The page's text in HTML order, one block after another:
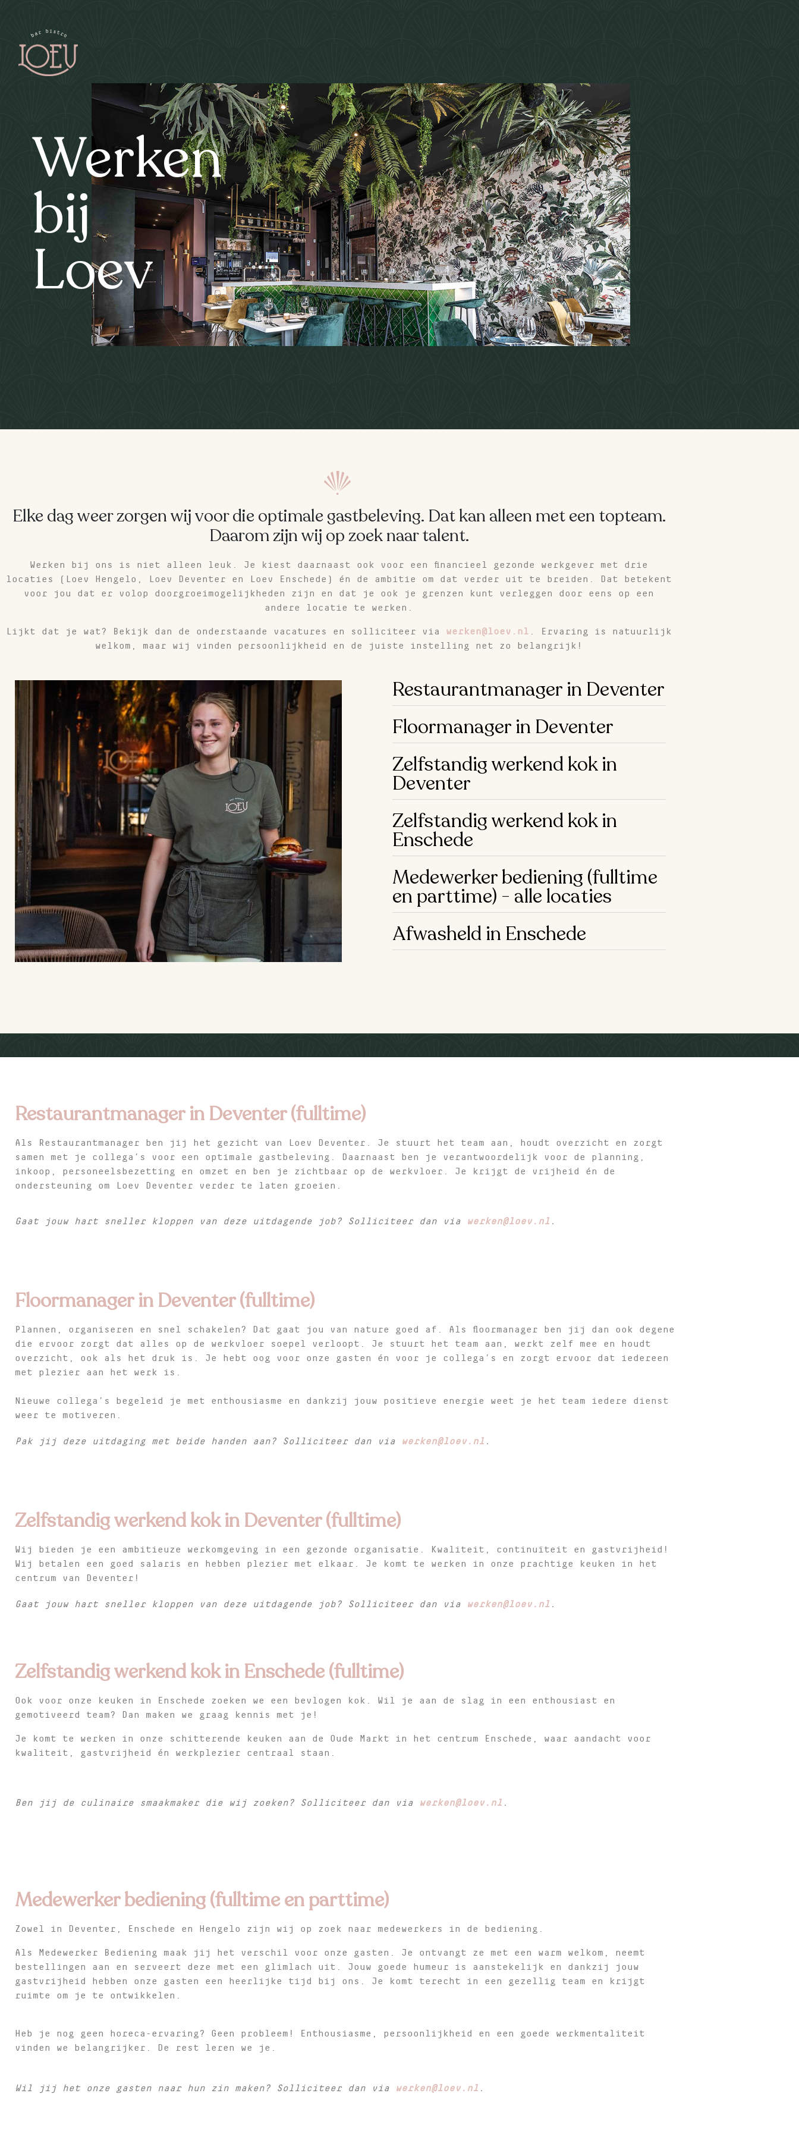
Werken
bij
Loev
Elke dag weer zorgen wij voor die optimale gastbeleving. Dat kan alleen met een topteam.
Daarom zijn wij op zoek naar talent.
Werken bij ons is niet alleen leuk. Je kiest daarnaast ook voor een financieel gezonde werkgever met drie
locaties (Loev Hengelo, Loev Deventer en Loev Enschede) én de ambitie om dat verder uit te breiden. Dat betekent
voor jou dat er volop doorgroeimogelijkheden zijn en dat je ook je grenzen kunt verleggen door eens op een
andere locatie te werken.
Lijkt dat je wat? Bekijk dan de onderstaande vacatures en solliciteer via werken@loev.nl . Ervaring is natuurlijk
welkom, maar wij vinden persoonlijkheid en de juiste instelling net zo belangrijk!
Restaurantmanager in Deventer
Floormanager in Deventer
Zelfstandig werkend kok in
Deventer
Zelfstandig werkend kok in
Enschede
Medewerker bediening (fulltime
en parttime) - alle locaties
Afwasheld in Enschede
Restaurantmanager in Deventer (fulltime)
Als Restaurantmanager ben jij het gezicht van Loev Deventer. Je stuurt het team aan, houdt overzicht en zorgt
samen met je collega’s voor een optimale gastbeleving. Daarnaast ben je verantwoordelijk voor de planning,
inkoop, personeelsbezetting en omzet en ben je zichtbaar op de werkvloer. Je krijgt de vrijheid én de
ondersteuning om Loev Deventer verder te laten groeien.
Gaat jouw hart sneller kloppen van deze uitdagende job? Solliciteer dan via werken@loev.nl .
Floormanager in Deventer (fulltime)
Plannen, organiseren en snel schakelen? Dat gaat jou van nature goed af. Als floormanager ben jij dan ook degene
die ervoor zorgt dat alles op de werkvloer soepel verloopt. Je stuurt het team aan, werkt zelf mee en houdt
overzicht, ook als het druk is. Je hebt oog voor onze gasten én voor je collega’s en zorgt ervoor dat iedereen
met plezier aan het werk is.
Nieuwe collega’s begeleid je met enthousiasme en dankzij jouw positieve energie weet je het team iedere dienst
weer te motiveren.
Pak jij deze uitdaging met beide handen aan? Solliciteer dan via werken@loev.nl .
Zelfstandig werkend kok in Deventer (fulltime)
Wij bieden je een ambitieuze werkomgeving in een gezonde organisatie. Kwaliteit, continuïteit en gastvrijheid!
Wij betalen een goed salaris en hebben plezier met elkaar. Je komt te werken in onze prachtige keuken in het
centrum van Deventer!
Gaat jouw hart sneller kloppen van deze uitdagende job? Solliciteer dan via werken@loev.nl .
Zelfstandig werkend kok in Enschede (fulltime)
Ook voor onze keuken in Enschede zoeken we een bevlogen kok. Wil je aan de slag in een enthousiast en
gemotiveerd team? Dan maken we graag kennis met je!
Je komt te werken in onze schitterende keuken aan de Oude Markt in het centrum Enschede, waar aandacht voor
kwaliteit, gastvrijheid én werkplezier centraal staan.
Ben jij de culinaire smaakmaker die wij zoeken? Solliciteer dan via werken@loev.nl .
Medewerker bediening (fulltime en parttime)
Zowel in Deventer, Enschede en Hengelo zijn wij op zoek naar medewerkers in de bediening.
Als Medewerker Bediening maak jij het verschil voor onze gasten. Je ontvangt ze met een warm welkom, neemt
bestellingen aan en serveert deze met een glimlach uit. Jouw goede humeur is aanstekelijk en dankzij jouw
gastvrijheid hebben onze gasten een heerlijke tijd bij ons. Je komt terecht in een gezellig team en krijgt
ruimte om je te ontwikkelen.
Heb je nog geen horeca-ervaring? Geen probleem! Enthousiasme, persoonlijkheid en een goede werkmentaliteit
vinden we belangrijker. De rest leren we je.
Wil jij het onze gasten naar hun zin maken? Solliciteer dan via werken@loev.nl .